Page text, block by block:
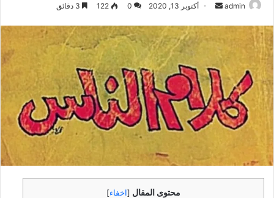
admin
أرسل
إلكترونيا
أكتوبر 13, 2020 0
122
محتوى المقال [اخفاء]